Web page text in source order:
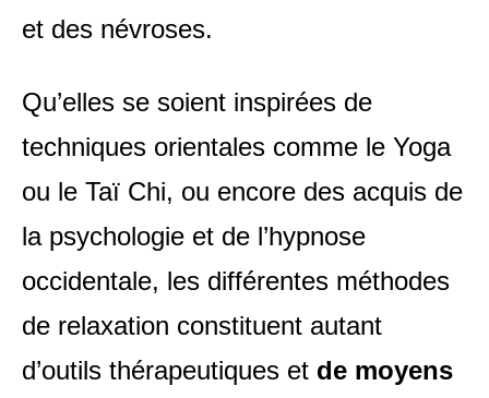
et des névroses.
Qu’elles se soient inspirées de
techniques orientales comme le Yoga
ou le Taï Chi, ou encore des acquis de
la psychologie et de l’hypnose
occidentale, les différentes méthodes
de relaxation constituent autant
d’outils thérapeutiques et de moyens